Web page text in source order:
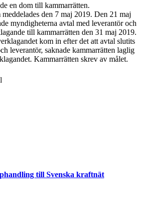
en dom till kammarrätten.
den 7 maj 2019. Den 21 maj
myndigheterna avtal med leverantör och
till kammarrätten den 31 maj 2019.
kom in efter det att avtal slutits
leverantör, saknade kammarrätten laglig
Kammarrätten skrev av målet.
till Svenska kraftnät